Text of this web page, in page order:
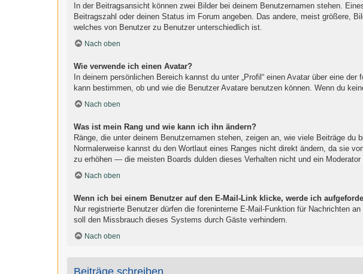
In der Beitragsansicht können zwei Bilder bei deinem Benutzernamen stehen.
Beitragszahl oder deinen Status im Forum angeben. Das andere, meist größere,
welches von Benutzer zu Benutzer unterschiedlich ist.
Nach oben
Wie verwende ich einen Avatar?
In deinem persönlichen Bereich kannst du unter „Profil“ einen Avatar über eine
kann bestimmen, ob und wie die Benutzer Avatare benutzen können. Wenn du
Nach oben
Was ist mein Rang und wie kann ich ihn ändern?
Ränge, die unter deinem Benutzernamen stehen, zeigen an, wie viele Beiträge
Normalerweise kannst du den Wortlaut eines Ranges nicht direkt ändern, da sie
zu erhöhen — die meisten Boards dulden dieses Verhalten nicht und ein
Nach oben
Wenn ich bei einem Benutzer auf den E-Mail-Link klicke, werde ich
Nur registrierte Benutzer dürfen die foreninterne E-Mail-Funktion für Nachrichten
soll den Missbrauch dieses Systems durch Gäste verhindern.
Nach oben
Beiträge schreiben